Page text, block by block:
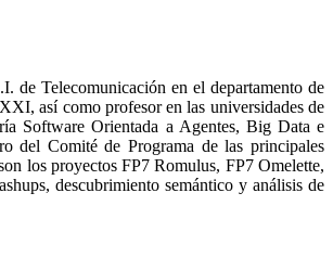
de Telecomunicación en el departamento de
así como profesor en las universidades de
Software Orientada a Agentes, Big Data e
del Comité de Programa de las principales
los proyectos FP7 Romulus, FP7 Omelette,
descubrimiento semántico y análisis de